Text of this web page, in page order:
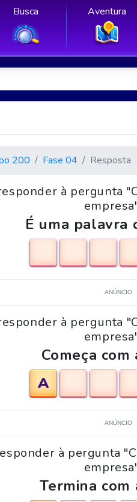
Busca Aventura
200 Fase 04 Resposta
à pergunta
É uma palavra
ANÚNCIO
à pergunta
Começa
A
ANÚNCIO
à pergunta
Termina